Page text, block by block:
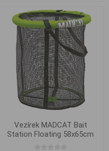
Vezírek MADCAT Bait
Station Floating 58x65cm